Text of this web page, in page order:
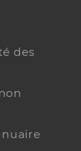
des